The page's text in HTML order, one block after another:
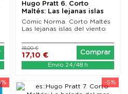
Hugo Pratt 6. Corto
Maltés: Las lejanas islas
del viento
Cómic Norma. Corto Maltés
Las lejanas islas del viento
17,10 €
18,00 €
Comprar
Envío 24/48 h
-5%